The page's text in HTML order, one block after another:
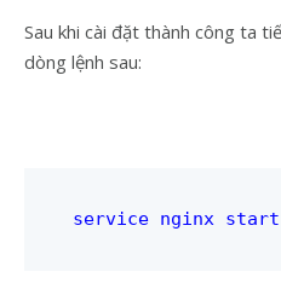
Sau khi cài đặt thành công ta
dòng lệnh sau:
service nginx start